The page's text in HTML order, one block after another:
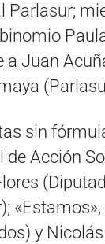
Parlasur;
a Juan
sin
de Acción
y